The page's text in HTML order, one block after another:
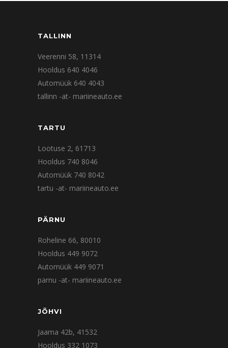
TALLINN
Veerenni 58, 11314
Hooldus 640 4046
Automüük 640 4043
tallinn -at- mariineauto.ee
TARTU
Lootuse 2, 61713
Hooldus 740 8046
Automüük 740 8042
tartu -at- mariineauto.ee
PÄRNU
Roheline 66, 80010
Hooldus 449 9072
Automüük 449 9071
parnu -at- mariineauto.ee
JÕHVI
Jaama 42b, 41532
Hooldus 332 1073